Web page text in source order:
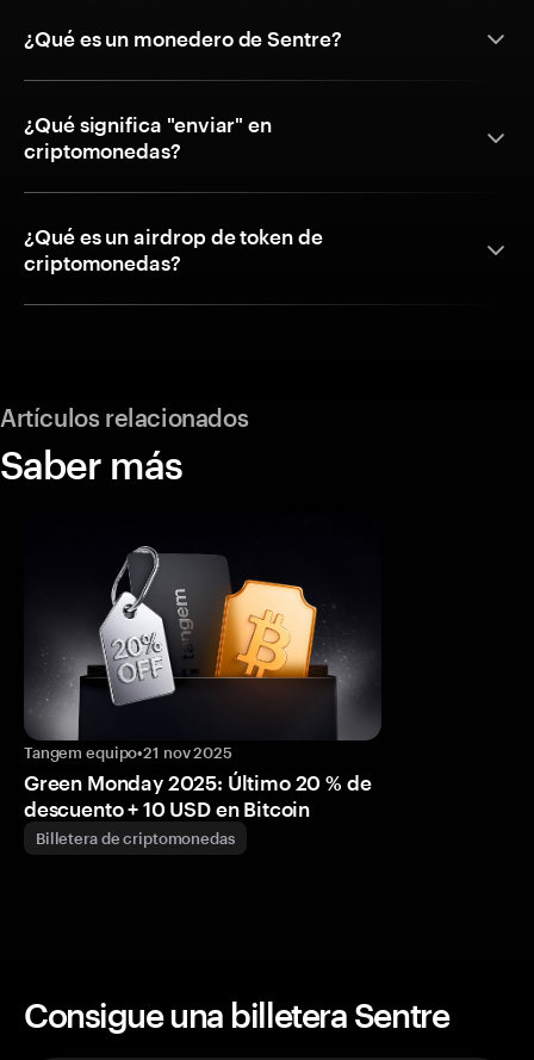
¿Qué es un monedero de Sentre?
¿Qué significa "enviar" en
criptomonedas?
¿Qué es un airdrop de token de
criptomonedas?
Artículos relacionados
Saber más
Tangem equipo•21 nov 2025
Green Monday 2025: Último 20 % de
descuento + 10 USD en Bitcoin
Billetera de criptomonedas
Consigue una billetera Sentre